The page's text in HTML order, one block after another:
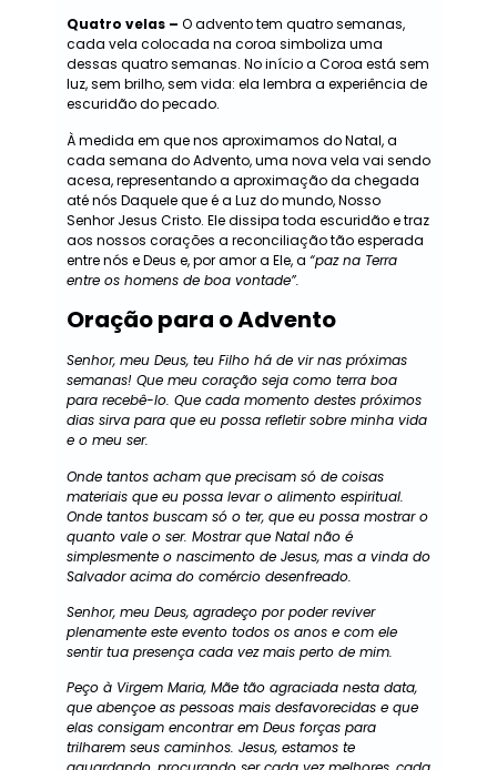
Quatro velas – O advento tem quatro semanas,
cada vela colocada na coroa simboliza uma
dessas quatro semanas. No início a Coroa está sem
luz, sem brilho, sem vida: ela lembra a experiência de
escuridão do pecado.
À medida em que nos aproximamos do Natal, a
cada semana do Advento, uma nova vela vai sendo
acesa, representando a aproximação da chegada
até nós Daquele que é a Luz do mundo, Nosso
Senhor Jesus Cristo. Ele dissipa toda escuridão e traz
aos nossos corações a reconciliação tão esperada
entre nós e Deus e, por amor a Ele, a “paz na Terra
entre os homens de boa vontade”.
Oração para o Advento
Senhor, meu Deus, teu Filho há de vir nas próximas
semanas! Que meu coração seja como terra boa
para recebê-lo. Que cada momento destes próximos
dias sirva para que eu possa refletir sobre minha vida
e o meu ser.
Onde tantos acham que precisam só de coisas
materiais que eu possa levar o alimento espiritual.
Onde tantos buscam só o ter, que eu possa mostrar o
quanto vale o ser. Mostrar que Natal não é
simplesmente o nascimento de Jesus, mas a vinda do
Salvador acima do comércio desenfreado.
Senhor, meu Deus, agradeço por poder reviver
plenamente este evento todos os anos e com ele
sentir tua presença cada vez mais perto de mim.
Peço à Virgem Maria, Mãe tão agraciada nesta data,
que abençoe as pessoas mais desfavorecidas e que
elas consigam encontrar em Deus forças para
trilharem seus caminhos. Jesus, estamos te